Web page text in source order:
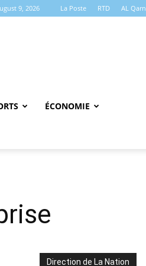
9, 2026 La Poste RTD AL Qarn
ÉCONOMIE
Direction de La Nation